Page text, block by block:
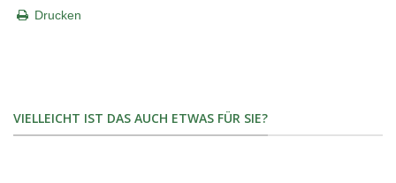
Drucken
VIELLEICHT IST DAS AUCH ETWAS FÜR SIE?